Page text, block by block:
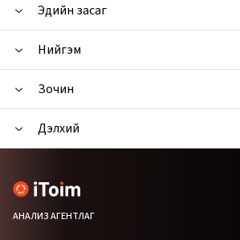
Эдийн засаг
Нийгэм
Зочин
Дэлхий
АНАЛИЗ АГЕНТЛАГ